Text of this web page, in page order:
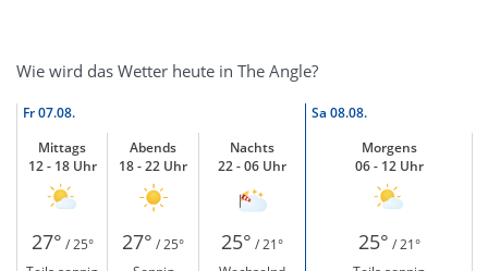
Wie wird das Wetter heute in The Angle?
Fr07.08. Sa 08.08.
Mittags
12 - 18 Uhr
Abends
18 - 22 Uhr
Nachts
22 - 06 Uhr
Morgens
06 - 12 Uhr
27° / 25° 27° / 25° 25° / 21° 25° / 21°